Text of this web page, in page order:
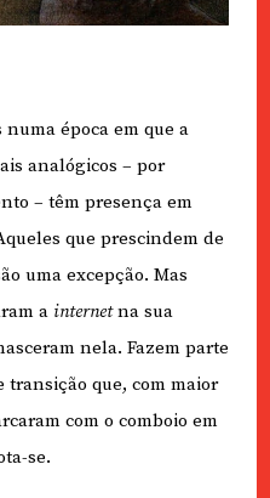
época em que a
analógicos – por
– têm presença em
que prescindem de
uma excepção. Mas
a internetna sua
nela. Fazem parte
transição que, com maior
com o comboio em
se.